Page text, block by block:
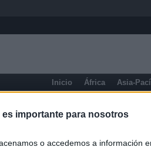
importante para nosotros
o accedemos a información
Inicio África Asia-